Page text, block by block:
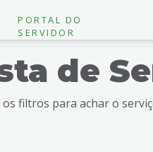
PORTAL DO
SERVIDOR
de
os filtros para achar o